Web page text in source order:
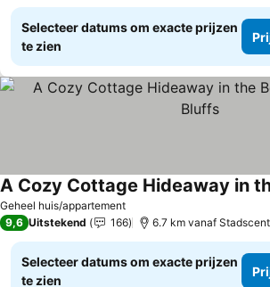
Selecteer datums om exacte prijzen
te zien
Geheel huis/appartement
9,6 Uitstekend 166 6.7 km vanaf
Selecteer datums om exacte prijzen
te zien